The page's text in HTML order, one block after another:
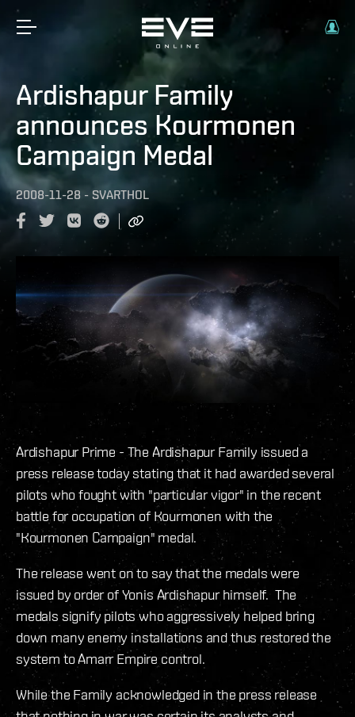
Ardishapur Family
announces Kourmonen
Campaign Medal
2008-11-28 - SVARTHOL
Ardishapur Prime - The Ardishapur Family issued a
press release today stating that it had awarded several
pilots who fought with "particular vigor" in the recent
battle for occupation of Kourmonen with the
"Kourmonen Campaign" medal.
The release went on to say that the medals were
issued by order of Yonis Ardishapur himself. The
medals signify pilots who aggressively helped bring
down many enemy installations and thus restored the
system to Amarr Empire control.
While the Family acknowledged in the press release